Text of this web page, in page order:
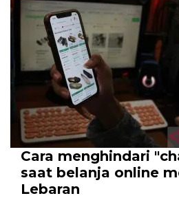
Cara menghindari
saat belanja online
Lebaran